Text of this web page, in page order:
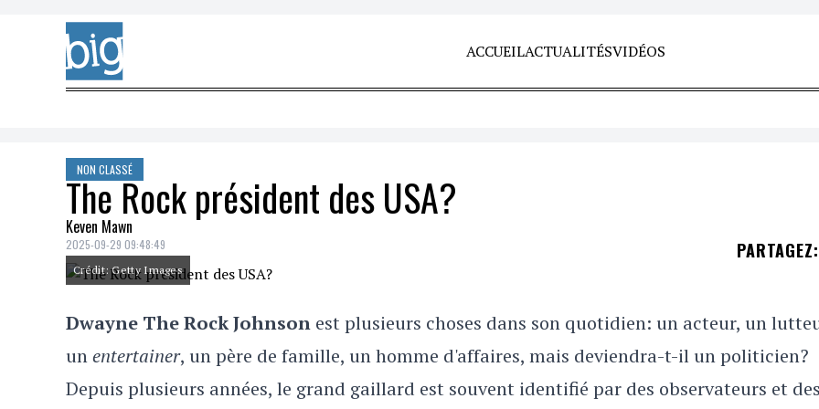
Skip to content
ACCUEILACTUALITÉSVIDÉOS
NON CLASSÉ
The Rock président des USA?
Keven Mawn
2025-09-29 09:48:49 PARTAGEZ:
Crédit: Getty Images
Dwayne The Rock Johnson est plusieurs choses dans son quotidien: un acteur, un
unentertainer, un père de famille, un homme d'affaires, mais deviendra-t-il un politicien?
Depuis plusieurs années, le grand gaillard est souvent identifié par des observateurs et des